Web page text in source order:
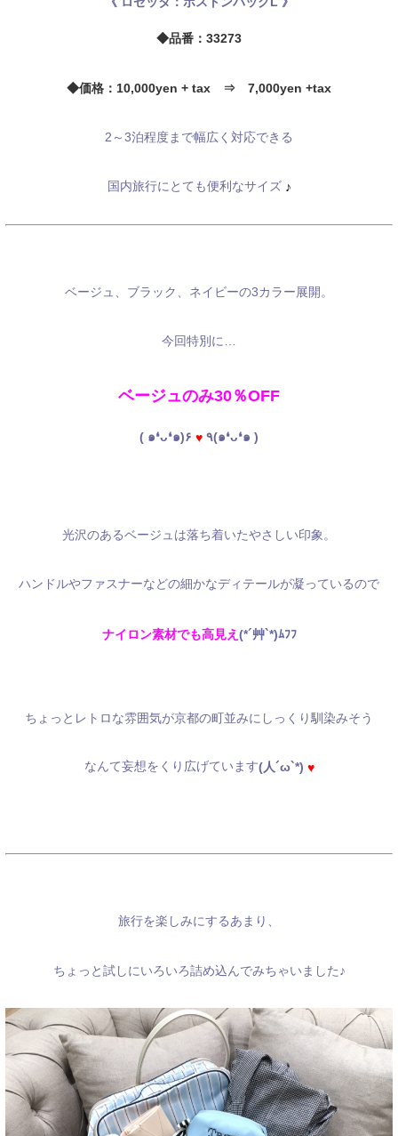
◆品番：33273
◆価格：10,000yen + tax ⇒ 7,000yen +tax
2～3泊程度まで幅広く対応できる
国内旅行にとても便利なサイズ♪
ベージュ、ブラック、ネイビーの3カラー展開。
今回特別に…
ベージュのみ30％OFF
( ๑❛ᴗ❛๑)۶ ♥ ٩(๑❛ᴗ❛๑ )
光沢のあるベージュは落ち着いたやさしい印象。
ハンドルやファスナーなどの細かなディテールが凝っているので
ナイロン素材でも高見え (*´艸`*)ﾑﾌﾌ
ちょっとレトロな雰囲気が京都の町並みにしっくり馴染みそう
なんて妄想をくり広げています(人´ω`*) ♥
旅行を楽しみにするあまり、
ちょっと試しにいろいろ詰め込んでみちゃいました♪